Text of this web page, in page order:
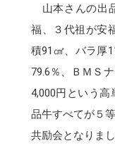
山本さんの出
福、３代祖が安
積91㎠、バラ厚
79.6％、ＢＭＳ
4,000円という
品牛すべてが５
共励会となりまし